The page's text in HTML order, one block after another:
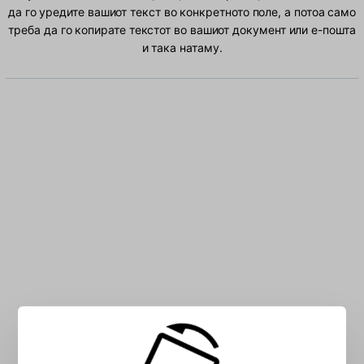
да го уредите вашиот текст во конкретното поле, а потоа само
треба да го копирате текстот во вашиот документ или е-пошта
и така натаму.
Внесете албански знаци во полето: